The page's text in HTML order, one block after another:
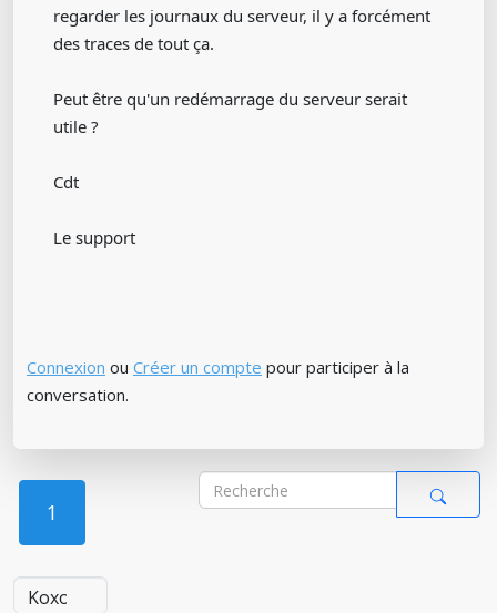
regarder les journaux du serveur, il y a forcément
des traces de tout ça.
Peut être qu'un redémarrage du serveur serait
utile ?
Cdt
Le support
Connexion ou Créer un compte pour participer à la
conversation.
1